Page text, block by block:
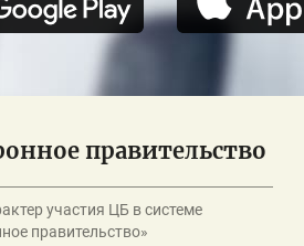
правительство
участия ЦБ в системе
правительство»